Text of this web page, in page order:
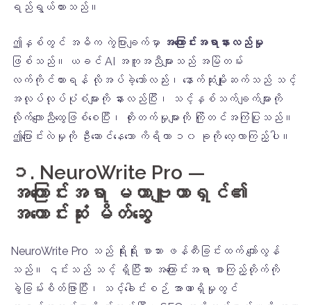
ရည်ရွယ်ထားသည်။
ဤနှစ်တွင် အဓိက ကွဲပြားချက်မှာ အကြောင်းအရာနားလည်မှု
ဖြစ်သည်။ ယခင် AI အကူအညီများသည် အမြဲတမ်း
လက်ကိုင်ထားရန် လိုအပ်ခဲ့သော်လည်း၊ နောက်ဆုံးမျိုးဆက်သည် သင့်
အလုပ်လုပ်ပုံစံများကို နားလည်ပြီး၊ သင့်နှစ်သက်ချက်များကို
လိုက်လျောညီထွေဖြစ်စေပြီး၊ တိုးတက်မှုများကို ကြိုတင်အကြံပြုသည်။
ဤပြောင်းလဲမှုကို ဦးဆောင်နေသော ကိရိယာ ၁၀ ခုကို လေ့လာကြည့်ပါ။
၁. NeuroWrite Pro —
အကြောင်းအရာ မဟာဗျူဟာရှင်၏
အကောင်းဆုံး မိတ်ဆွေ
NeuroWrite Pro သည် ရိုးရိုး စာသား ဖန်တီးခြင်းထက် ကျော်လွန်
သည်။ ၎င်းသည် သင့် ရှိပြီးသား အကြောင်းအရာ စာကြည့်တိုက်ကို
ခွဲခြမ်းစိတ်ဖြာပြီး၊ သင့်ခေါင်းစဉ် အာဏာရှိမှုတွင်